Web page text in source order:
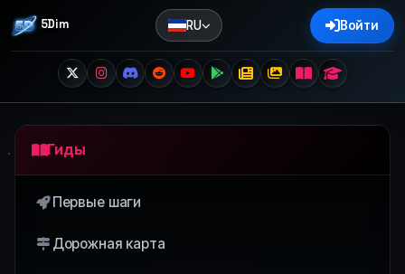
5Dim RU Войти
Гиды
Первые шаги
Дорожная карта